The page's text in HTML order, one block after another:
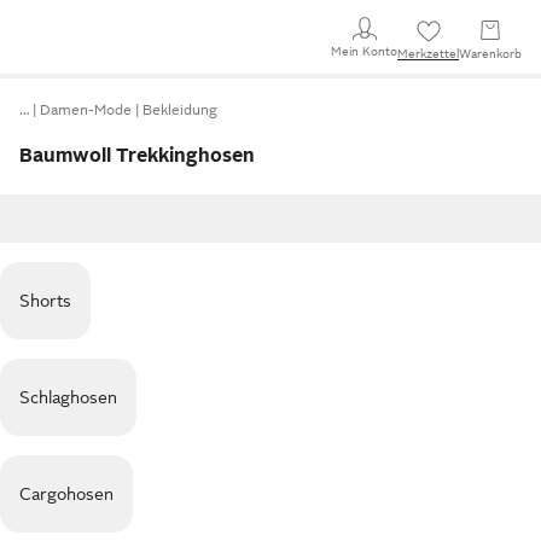
Mein KontoMerkzettel Warenkorb
… Damen-Mode Bekleidung
Baumwoll Trekkinghosen
Shorts
Schlaghosen
Cargohosen